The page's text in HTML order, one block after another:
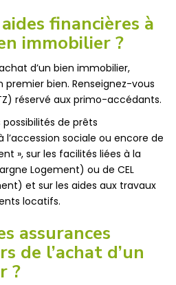
financières à
immobilier ?
d’un bien immobilier,
premier bien. Renseignez-vous
réservé aux primo-accédants.
de prêts
sociale ou encore de
», sur les facilités liées à la
Logement) ou de CEL
et sur les aides aux travaux
locatifs.
assurances
de l’achat d’un
?